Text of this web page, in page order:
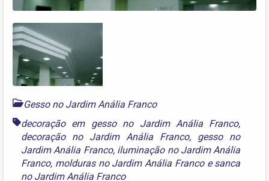
Gesso no Jardim Anália Franco
decoração em gesso no Jardim Anália Franco,
decoração no Jardim Anália Franco, gesso no
Jardim Anália Franco, iluminação no Jardim Anália
Franco, molduras no Jardim Anália Francoesanca
no Jardim Anália Franco